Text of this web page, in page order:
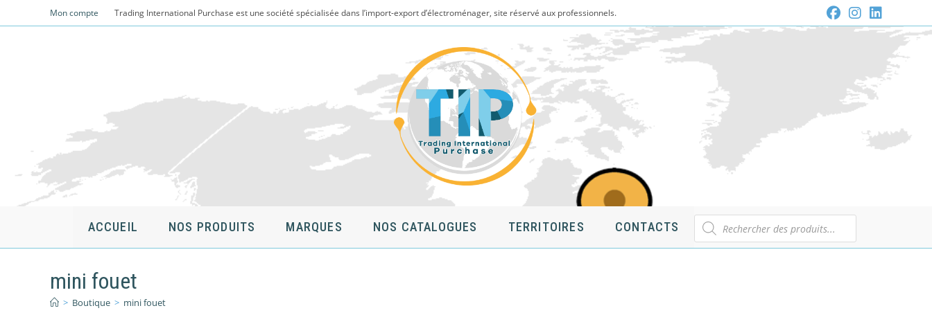
to
Mon compte Trading International Purchase est une société spécialisée dans l’import-export d’électroménager, site réservé aux professionnels.
ACCUEIL NOS PRODUITS MARQUES NOS CATALOGUES TERRITOIRES CONTACTS
Recherche
de
produits
mini fouet
> Boutique > mini fouet